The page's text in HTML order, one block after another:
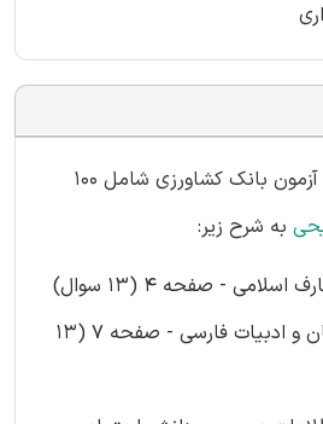
سوالات استخدامی شب آزمون بانک کشاورزی شامل 100
به شرح زیر:
- صفحه 4 (13 سوال)
سوالات زبان و ادبیات فارسی - صفحه 7 (13